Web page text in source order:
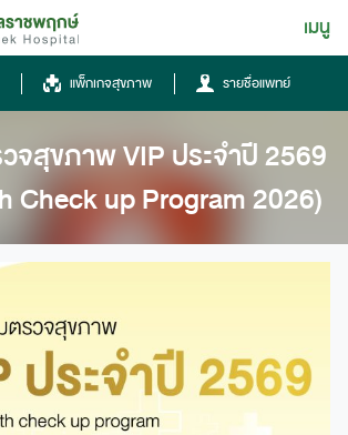
เมนู
แพ็กเกจสุขภาพ รายชื่อแพทย์
จสุขภาพ VIP ประจำปี 2569
Check up Program 2026)